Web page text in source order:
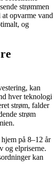
strømmen
at opvarme vand
og
kan
hver teknologi
strøm, falder
strøm
på 8–12 år
og elpriserne.
kan